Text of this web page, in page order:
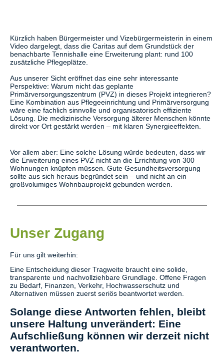
Kürzlich haben Bürgermeister und Vizebürgermeisterin in einem
Video dargelegt, dass die Caritas auf dem Grundstück der
benachbarte Tennishalle eine Erweiterung plant: rund 100
zusätzliche Pflegeplätze.
Aus unserer Sicht eröffnet das eine sehr interessante
Perspektive: Warum nicht das geplante
Primärversorgungszentrum (PVZ) in dieses Projekt integrieren?
Eine Kombination aus Pflegeeinrichtung und Primärversorgung
wäre eine fachlich sinnvolle und organisatorisch effiziente
Lösung. Die medizinische Versorgung älterer Menschen könnte
direkt vor Ort gestärkt werden – mit klaren Synergieeffekten.
Vor allem aber: Eine solche Lösung würde bedeuten, dass wir
die Erweiterung eines PVZ nicht an die Errichtung von 300
Wohnungen knüpfen müssen. Gute Gesundheitsversorgung
sollte aus sich heraus begründet sein – und nicht an ein
großvolumiges Wohnbauprojekt gebunden werden.
Unser Zugang
Für uns gilt weiterhin:
Eine Entscheidung dieser Tragweite braucht eine solide,
transparente und nachvollziehbare Grundlage. Offene Fragen
zu Bedarf, Finanzen, Verkehr, Hochwasserschutz und
Alternativen müssen zuerst seriös beantwortet werden.
Solange diese Antworten fehlen, bleibt
unsere Haltung unverändert: Eine
Aufschließung können wir derzeit nicht
verantworten.